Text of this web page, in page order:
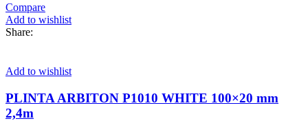
Compare
Add to wishlist
Share:
Add to wishlist
PLINTA ARBITON P1010 WHITE 100×20 mm
2,4m